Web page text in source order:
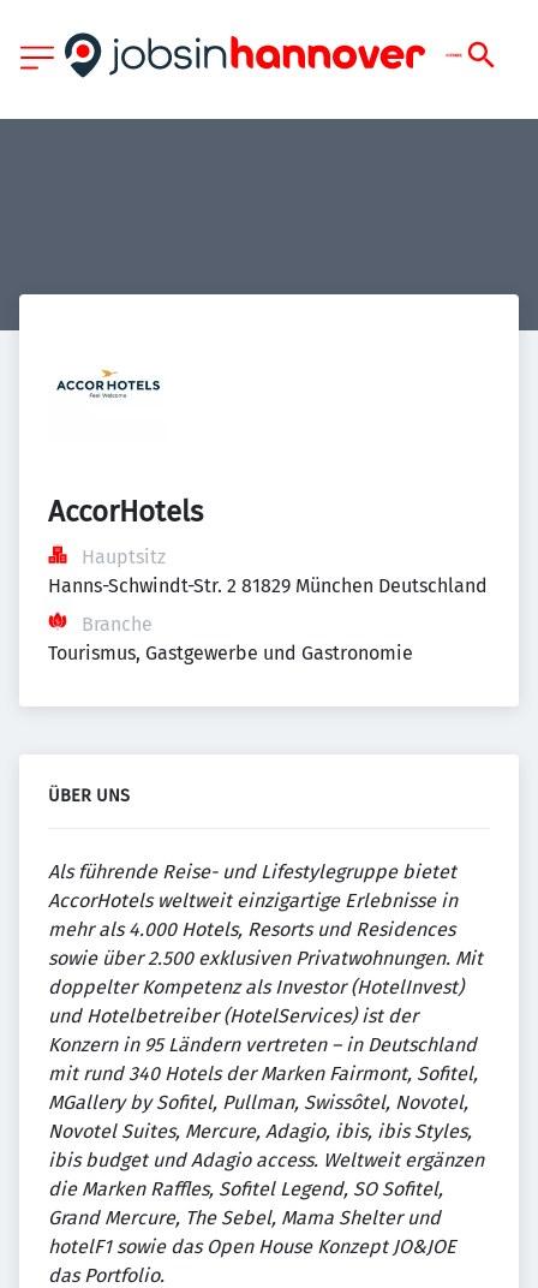
AccorHotels
Hauptsitz
Hanns-Schwindt-Str. 2 81829 München Deutschland
Branche
Tourismus, Gastgewerbe und Gastronomie
ÜBER UNS
Als führende Reise- und Lifestylegruppe bietet
AccorHotels weltweit einzigartige Erlebnisse in
mehr als 4.000 Hotels, Resorts und Residences
sowie über 2.500 exklusiven Privatwohnungen. Mit
doppelter Kompetenz als Investor (HotelInvest)
und Hotelbetreiber (HotelServices) ist der
Konzern in 95 Ländern vertreten – in Deutschland
mit rund 340 Hotels der Marken Fairmont, Sofitel,
MGallery by Sofitel, Pullman, Swissôtel, Novotel,
Novotel Suites, Mercure, Adagio, ibis, ibis Styles,
ibis budget und Adagio access. Weltweit ergänzen
die Marken Raffles, Sofitel Legend, SO Sofitel,
Grand Mercure, The Sebel, Mama Shelter und
hotelF1 sowie das Open House Konzept JO&JOE
das Portfolio.